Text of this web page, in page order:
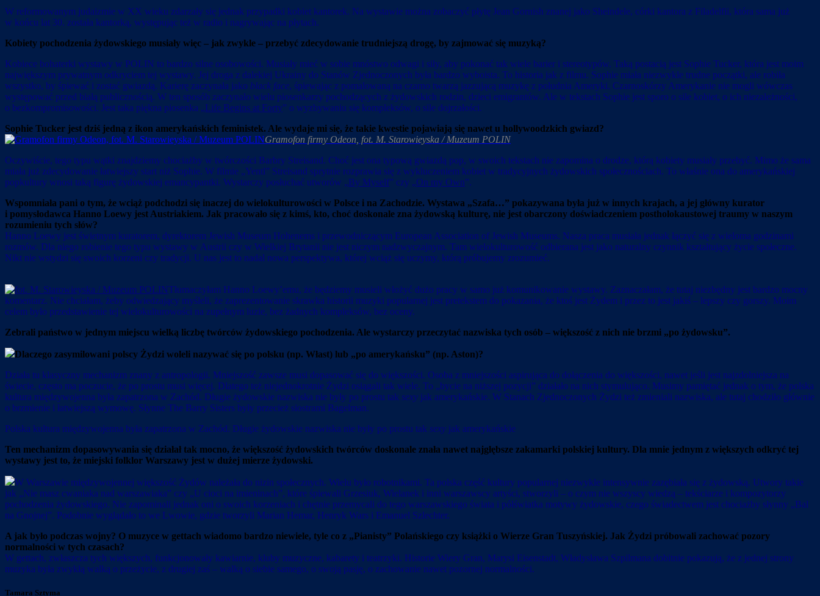
W reformowanym judaizmie w XX wieku zdarzały się jednak przypadki kobiet kantorek. Na wystawie można zobaczyć płytę Jean Gornish znanej jako Sheindele, córki kantora z Filadelfii, która sama już
w końcu lat 30. została kantorką, występując też w radio i nagrywając na płytach.
Kobiety pochodzenia żydowskiego musiały więc – jak zwykle – przebyć zdecydowanie trudniejszą drogę, by zajmować się muzyką?
Kobiece bohaterki wystawy w POLIN to bardzo silne osobowości. Musiały mieć w sobie mnóstwo odwagi i siły, aby pokonać tak wiele barier i stereotypów. Taką postacią jest Sophie Tucker, która jest moim
największym prywatnym odkryciem tej wystawy. Jej droga z dalekiej Ukrainy do Stanów Zjednoczonych była bardzo wyboista. To historia jak z filmu. Sophie miała niezwykle trudne początki, ale robiła
wszystko, by śpiewać i zostać gwiazdą. Karierę zaczynała jako black face, śpiewając z pomalowaną na czarno twarzą jazzującą muzykę z południa Ameryki. Czarnoskórzy Amerykanie nie mogli wówczas
występować przed białą publicznością. W ten sposób zaczynało wielu piosenkarzy pochodzących z żydowskich rodzin, dzieci emigrantów. Ale w tekstach Sophie jest sporo o sile kobiet, o ich niezależności,
o bezkompromisowości. Jest taka piękna piosenka „Life Begins at Forty” o wyzbywaniu się kompleksów, o sile dojrzałości.
Sophie Tucker jest dziś jedną z ikon amerykańskich feministek. Ale wydaje mi się, że takie kwestie pojawiają się nawet u hollywoodzkich gwiazd?
Gramofon firmy Odeon, fot. M. Starowieyska / Muzeum POLIN
Oczywiście, tego typu wątki znajdziemy chociażby w twórczości Barbry Streisand. Choć jest ona typową gwiazdą pop, w swoich tekstach nie zapomina o drodze, którą kobiety musiały przebyć. Mimo że sama
miała już zdecydowanie łatwiejszy start niż Sophie. W filmie „Yentl” Streisand sprytnie rozprawia się z wykluczeniem kobiet w tradycyjnych żydowskich społecznościach. To właśnie ona do amerykańskiej
popkultury wnosi taką figurę żydowskiej emancypantki. Wystarczy posłuchać utworów „By Myself” czy „On my Own”.
Wspomniała pani o tym, że wciąż podchodzi się inaczej do wielokulturowości w Polsce i na Zachodzie. Wystawa „Szafa…” pokazywana była już w innych krajach, a jej główny kurator
i pomysłodawca Hanno Loewy jest Austriakiem. Jak pracowało się z kimś, kto, choć doskonale zna żydowską kulturę, nie jest obarczony doświadczeniem postholokaustowej traumy w naszym
rozumieniu tych słów?
Hanno Loewy jest świetnym kuratorem, dyrektorem Jewish Museum Hohenems i przewodniczącym European Association of Jewish Museums. Nasza praca musiała jednak łączyć się z wieloma godzinami
rozmów. Dla niego robienie tego typu wystawy w Austrii czy w Wielkiej Brytanii nie jest niczym nadzwyczajnym. Tam wielokulturowość odbierana jest jako naturalny czynnik kształtujący życie społeczne.
Nikt nie wstydzi się swoich korzeni czy tradycji. U nas jest to nadal nowa perspektywa, której wciąż się uczymy, którą próbujemy zrozumieć.
Tłumaczyłam Hanno Loewy’emu, że będziemy musieli włożyć dużo pracy w samo już komunikowanie wystawy. Zaznaczałam, że tutaj niezbędny jest bardzo mocny
komentarz. Nie chciałam, żeby odwiedzający myśleli, że zaprezentowanie skrawka historii muzyki popularnej jest pretekstem do pokazania, że ktoś jest Żydem i przez to jest jakiś – lepszy czy gorszy. Moim
celem było przedstawienie tej wielokulturowości na zupełnym luzie, bez żadnych kompleksów, bez oceny.
Zebrali państwo w jednym miejscu wielką liczbę twórców żydowskiego pochodzenia. Ale wystarczy przeczytać nazwiska tych osób – większość z nich nie brzmi „po żydowsku”.
Dlaczego zasymilowani polscy Żydzi woleli nazywać się po polsku (np. Włast) lub „po amerykańsku” (np. Aston)?
Działa tu klasyczny mechanizm znany z antropologii. Mniejszość zawsze musi dopasować się do większości. Osoba z mniejszości aspirująca do dołączenia do większości, nawet jeśli jest najzdolniejsza na
świecie, często ma poczucie, że po prostu musi więcej. Dlatego też niejednokrotnie Żydzi osiągali tak wiele. To „bycie na niższej pozycji” działało na nich stymulująco. Musimy pamiętać jednak o tym, że polska
kultura międzywojenna była zapatrzona w Zachód. Długie żydowskie nazwiska nie były po prostu tak sexy jak amerykańskie. W Stanach Zjednoczonych Żydzi też zmieniali nazwiska, ale tutaj chodziło głównie
o brzmienie i łatwiejszą wymowę. Słynne The Barry Sisters były przecież siostrami Bagelman.
Polska kultura międzywojenna była zapatrzona w Zachód. Długie żydowskie nazwiska nie były po prostu tak sexy jak amerykańskie
Ten mechanizm dopasowywania się działał tak mocno, że większość żydowskich twórców doskonale znała nawet najgłębsze zakamarki polskiej kultury. Dla mnie jednym z większych odkryć tej
wystawy jest to, że miejski folklor Warszawy jest w dużej mierze żydowski.
W Warszawie międzywojennej większość Żydów należała do nizin społecznych. Wielu było robotnikami. Ta polska część kultury popularnej niezwykle intensywnie zazębiała się z żydowską. Utwory takie
jak „Nie masz cwaniaka nad warszawiaka” czy „U cioci na imieninach”, które śpiewali Grzesiuk, Wielanek i inni warszawscy artyści, stworzyli – o czym nie wszyscy wiedzą – tekściarze i kompozytorzy
pochodzenia żydowskiego. Nie zapominali jednak oni o swoich korzeniach i chętnie przemycali do tego warszawskiego świata i półświatka motywy żydowskie, czego świadectwem jest chociażby słynny „Bal
na Gnojnej”. Podobnie wyglądało to we Lwowie, gdzie tworzyli Marian Hemar, Henryk Wars i Emanuel Szlechter.
A jak było podczas wojny? O muzyce w gettach wiadomo bardzo niewiele, tyle co z „Pianisty” Polańskiego czy książki o Wierze Gran Tuszyńskiej. Jak Żydzi próbowali zachować pozory
normalności w tych czasach?
W gettach, zwłaszcza tych większych, funkcjonowały kawiarnie, kluby muzyczne, kabarety i teatrzyki. Historie Wiery Gran, Marysi Eisenstadt, Władysława Szpilmana dobitnie pokazują, że z jednej strony
muzyka była zwykłą walką o przeżycie, z drugiej zaś – walką o siebie samego, o swoją pasję, o zachowanie nawet pozornej normalności.
Tamara Sztyma